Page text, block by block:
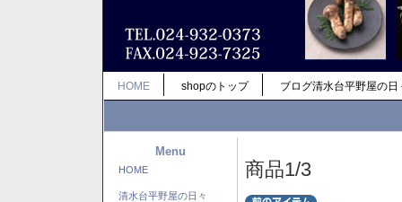
HOME shopのトップ ブログ清水台平野屋の日
Menu
HOME
清水台平野屋の日々
商品1/3